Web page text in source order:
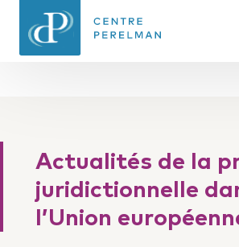
DU DROIT
Actualités de la
juridictionnelle
l’Union